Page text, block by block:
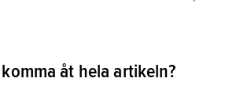
åt hela artikeln?